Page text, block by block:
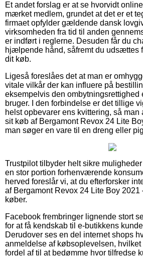
Et andet forslag er at se hvorvidt
mærket medlem, grundet at det er et
firmaet opfylder gældende dansk
virksomheden fra tid til anden
er indført i reglerne. Desuden får du
hjælpende hånd, såfremt du udsættes
dit køb.
Ligeså foreslåes det at man er
vitale vilkår der kan influere på
eksempelvis den ombytningsrettighed
bruger. I den forbindelse er det tillige
helst opbevarer ens kvittering, så
sit køb af Bergamont Revox 24 Lite
man søger en vare til en dreng eller
Trustpilot tilbyder helt sikre
en stor portion forhenværende
herved foreslår vi, at du efterforsker
af Bergamont Revox 24 Lite Boy 2021
køber.
Facebook frembringer lignende stort
for at få kendskab til e-butikkens
Derudover ses en del internet shops
anmeldelse af købsoplevelsen,
fordel af til at bedømme hvor tilfredse